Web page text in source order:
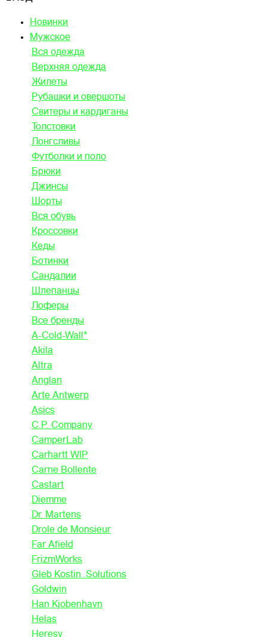
Новинки
Мужское
Вся одежда
Верхняя одежда
Жилеты
Рубашки и овершоты
Свитеры и кардиганы
Толстовки
Лонгсливы
Футболки и поло
Брюки
Джинсы
Шорты
Вся обувь
Кроссовки
Кеды
Ботинки
Сандалии
Шлепанцы
Лоферы
Все бренды
A-Cold-Wall*
Akila
Altra
Anglan
Arte Antwerp
Asics
C.P. Company
CamperLab
Carhartt WIP
Carne Bollente
Castart
Diemme
Dr. Martens
Drole de Monsieur
Far Afield
FrizmWorks
Gleb Kostin .Solutions
Goldwin
Han Kjobenhavn
Helas
Heresy